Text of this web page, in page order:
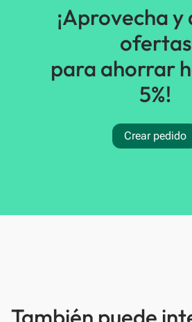
¡Aprovecha
ofertas
para ahorrar
5%!
Crear pedido